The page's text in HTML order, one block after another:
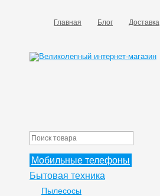
Главная Блог Доставка
Мобильные телефоны
Бытовая техника
Пылесосы